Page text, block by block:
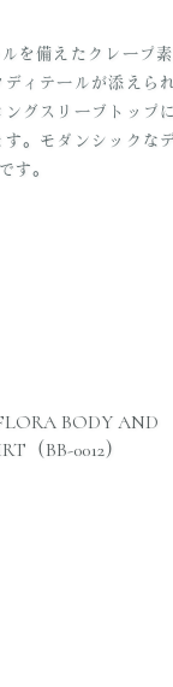
を備えたクレープ
ィテールが添えら
グスリーブトップ
。モダンシックな
す。